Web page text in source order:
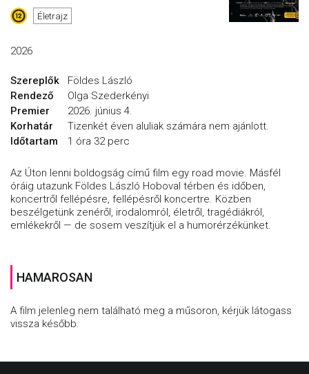
Életrajz
2026
Szereplők
Földes László
Rendező
Olga Szederkényi
Premier
2026. június 4.
Korhatár
Tizenkét éven aluliak számára nem ajánlott.
Időtartam
1 óra 32 perc
Az Úton lenni boldogság című film egy road movie. Másfél
óráig utazunk Földes László Hoboval térben és időben,
koncertről fellépésre, fellépésről koncertre. Közben
beszélgetünk zenéről, irodalomról, életről, tragédiákról,
emlékekről — de sosem veszítjük el a humorérzékünket.
HAMAROSAN
A film jelenleg nem található meg a műsoron, kérjük látogass
vissza később.